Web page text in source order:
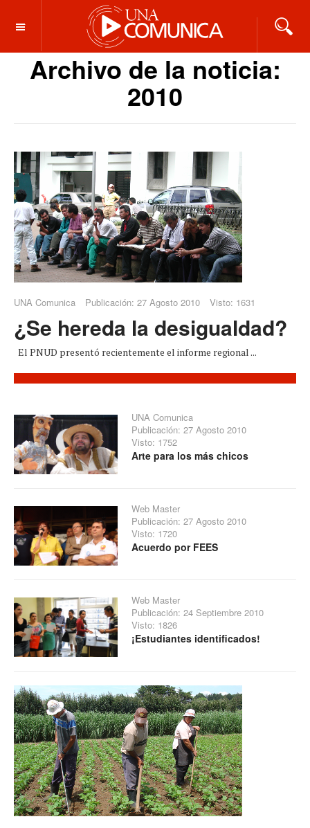
OFF CANVAS
Archivo de la noticia:
2010
UNA Comunica Publicación: 27 Agosto 2010 Visto: 1631
¿Se hereda la desigualdad?
El PNUD presentó recientemente el informe regional ...
UNA Comunica
Publicación: 27 Agosto 2010
Visto: 1752
Arte para los más chicos
Web Master
Publicación: 27 Agosto 2010
Visto: 1720
Acuerdo por FEES
Web Master
Publicación: 24 Septiembre 2010
Visto: 1826
¡Estudiantes identificados!